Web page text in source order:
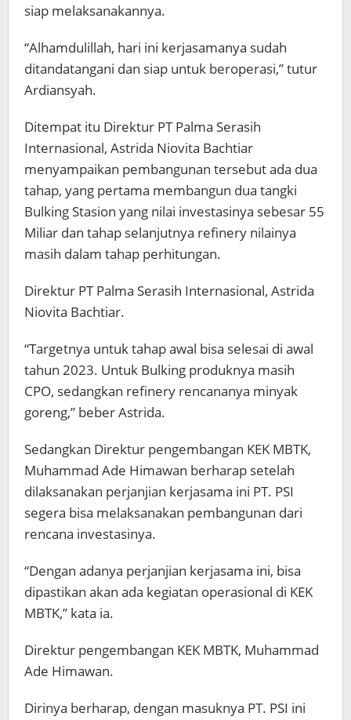
siap melaksanakannya.
“Alhamdulillah, hari ini kerjasamanya sudah
ditandatangani dan siap untuk beroperasi,” tutur
Ardiansyah.
Ditempat itu Direktur PT Palma Serasih
Internasional, Astrida Niovita Bachtiar
menyampaikan pembangunan tersebut ada dua
tahap, yang pertama membangun dua tangki
Bulking Stasion yang nilai investasinya sebesar 55
Miliar dan tahap selanjutnya refinery nilainya
masih dalam tahap perhitungan.
Direktur PT Palma Serasih Internasional, Astrida
Niovita Bachtiar.
“Targetnya untuk tahap awal bisa selesai di awal
tahun 2023. Untuk Bulking produknya masih
CPO, sedangkan refinery rencananya minyak
goreng,” beber Astrida.
Sedangkan Direktur pengembangan KEK MBTK,
Muhammad Ade Himawan berharap setelah
dilaksanakan perjanjian kerjasama ini PT. PSI
segera bisa melaksanakan pembangunan dari
rencana investasinya.
“Dengan adanya perjanjian kerjasama ini, bisa
dipastikan akan ada kegiatan operasional di KEK
MBTK,” kata ia.
Direktur pengembangan KEK MBTK, Muhammad
Ade Himawan.
Dirinya berharap, dengan masuknya PT. PSI ini